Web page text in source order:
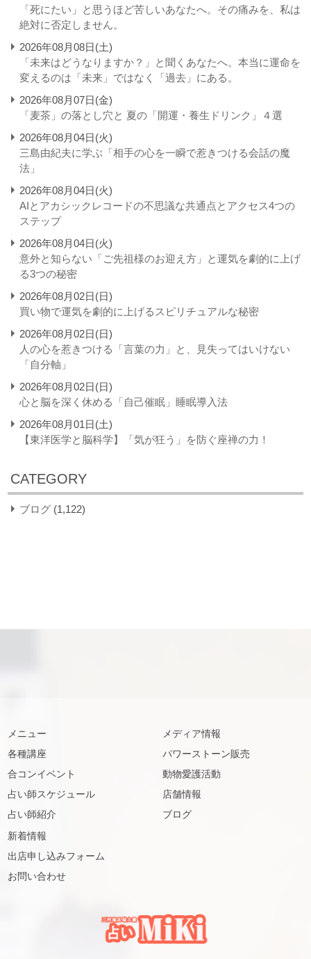
「死にたい」と思うほど苦しいあなたへ。その痛みを、私は
絶対に否定しません。
2026年08月08日(土)
「未来はどうなりますか？」と聞くあなたへ。本当に運命を
変えるのは「未来」ではなく「過去」にある。
2026年08月07日(金)
「麦茶」の落とし穴と 夏の「開運・養生ドリンク」４選
2026年08月04日(火)
三島由紀夫に学ぶ「相手の心を一瞬で惹きつける会話の魔
法」
2026年08月04日(火)
AIとアカシックレコードの不思議な共通点とアクセス4つの
ステップ
2026年08月04日(火)
意外と知らない「ご先祖様のお迎え方」と運気を劇的に上げ
る3つの秘密
2026年08月02日(日)
買い物で運気を劇的に上げるスピリチュアルな秘密
2026年08月02日(日)
人の心を惹きつける「言葉の力」と、見失ってはいけない
「自分軸」
2026年08月02日(日)
心と脳を深く休める「自己催眠」睡眠導入法
2026年08月01日(土)
【東洋医学と脳科学】「気が狂う」を防ぐ座禅の力！
CATEGORY
ブログ (1,122)
メニュー
各種講座
合コンイベント
占い師スケジュール
占い師紹介
メディア情報
パワーストーン販売
動物愛護活動
店舗情報
ブログ
新着情報
出店申し込みフォーム
お問い合わせ